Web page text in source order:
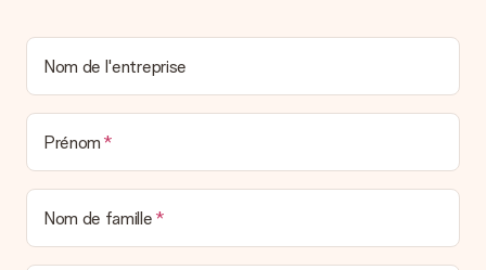
Nom de l'entreprise
Prénom
Nom de famille